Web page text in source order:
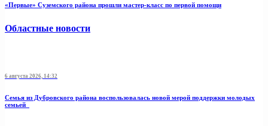
«Первые» Суземского района прошли мастер-класс по первой помощи
Областные новости
6 августа 2026, 14:32
Семья из Дубровского района воспользовалась новой мерой поддержки молодых
семьей